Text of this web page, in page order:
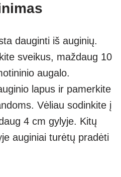
dauginti iš auginių.
sveikus, maždaug 10
augalo.
lapus ir pamerkite
Vėliau sodinkite į
4 cm gylyje. Kitų
auginiai turėtų pradėti